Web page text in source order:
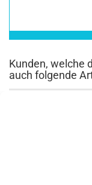
Kunden, welche
auch folgende